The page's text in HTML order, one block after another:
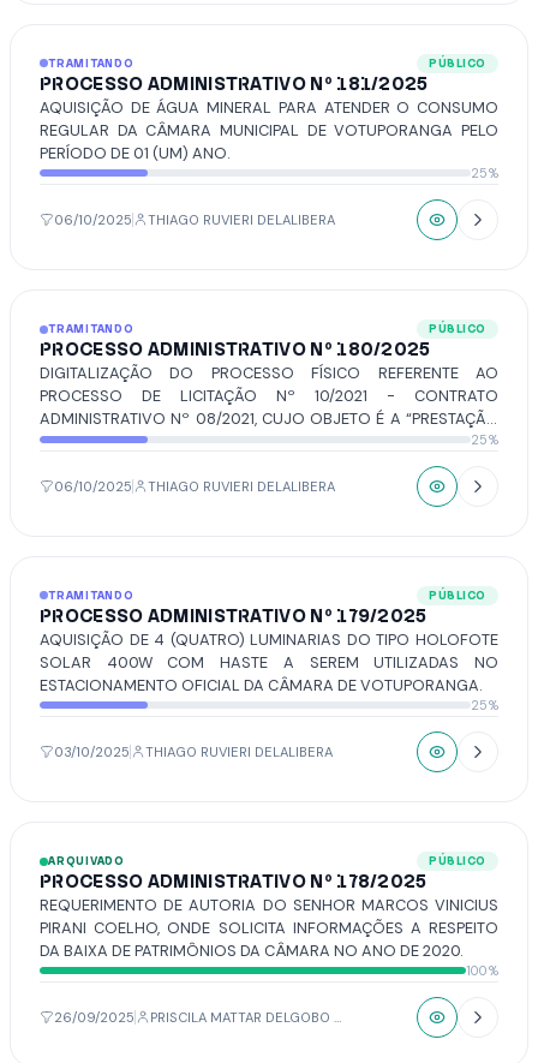
TRAMITANDO PÚBLICO
PROCESSO ADMINISTRATIVO Nº 181/2025
AQUISIÇÃO DE ÁGUA MINERAL PARA ATENDER O CONSUMO
REGULAR DA CÂMARA MUNICIPAL DE VOTUPORANGA PELO
PERÍODO DE 01 (UM) ANO.
25%
06/10/2025 THIAGO RUVIERI DELALIBERA
TRAMITANDO PÚBLICO
PROCESSO ADMINISTRATIVO Nº 180/2025
DIGITALIZAÇÃO DO PROCESSO FÍSICO REFERENTE AO
PROCESSO DE LICITAÇÃO Nº 10/2021 - CONTRATO
ADMINISTRATIVO Nº 08/2021, CUJO OBJETO É A “PRESTAÇÃO
DE SERVIÇOS COM DISPONIBILIZAÇÃO DE FERRAMENTAL
ELETRÔNICO, PARA A ESTRUTURAÇÃO DE COMPILAÇÃO E
ORGANIZAÇÃO DE LEIS, DECRETOS. ETC.. COM MECANISMOS
PARA A FACILITAÇÃO NA PESQUISA E O ACESSO. POR PARTE DE
25%
06/10/2025 THIAGO RUVIERI DELALIBERA
TRAMITANDO PÚBLICO
PROCESSO ADMINISTRATIVO Nº 179/2025
AQUISIÇÃO DE 4 (QUATRO) LUMINARIAS DO TIPO HOLOFOTE
SOLAR 400W COM HASTE A SEREM UTILIZADAS NO
ESTACIONAMENTO OFICIAL DA CÂMARA DE VOTUPORANGA.
25%
03/10/2025 THIAGO RUVIERI DELALIBERA
ARQUIVADO PÚBLICO
PROCESSO ADMINISTRATIVO Nº 178/2025
REQUERIMENTO DE AUTORIA DO SENHOR MARCOS VINICIUS
PIRANI COELHO, ONDE SOLICITA INFORMAÇÕES A RESPEITO
DA BAIXA DE PATRIMÔNIOS DA CÂMARA NO ANO DE 2020.
100%
26/09/2025 PRISCILA MATTAR DELGOBO NEGRINI